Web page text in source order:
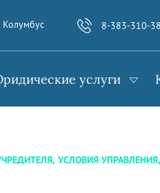
Колумбус 8-383-310-
услуги
УСЛОВИЯ